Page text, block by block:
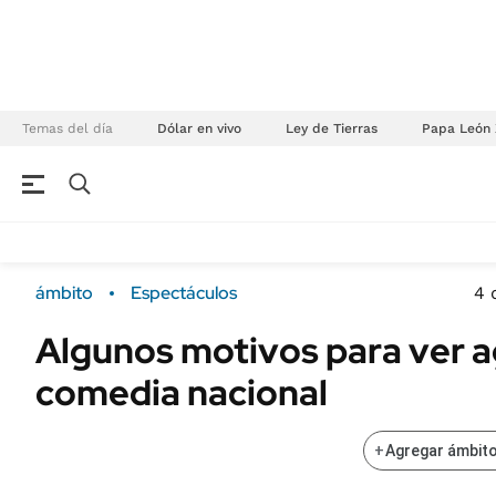
Temas del día Dólar en vivo Ley de Tierras Papa León
Campo
FINANZAS
Sustentabilidad
Seguros
POLÍTICA
ámbito Espectáculos 4
Algunos motivos para ver
comedia nacional
+Agregar